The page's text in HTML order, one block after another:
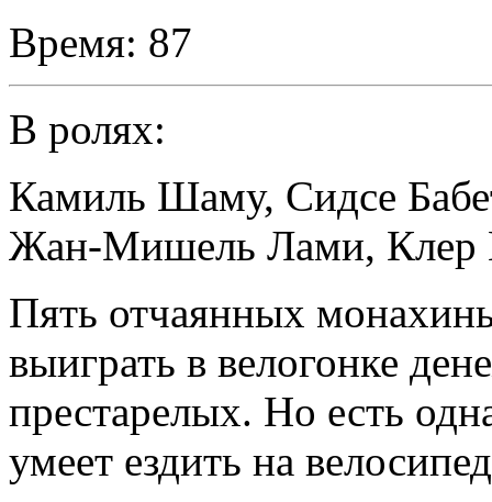
Время: 87
В ролях:
Камиль Шаму, Сидсе
Жан-Мишель Лами, Клер
Пять отчаянных
выиграть в велогонке
престарелых. Но есть
умеет ездить на